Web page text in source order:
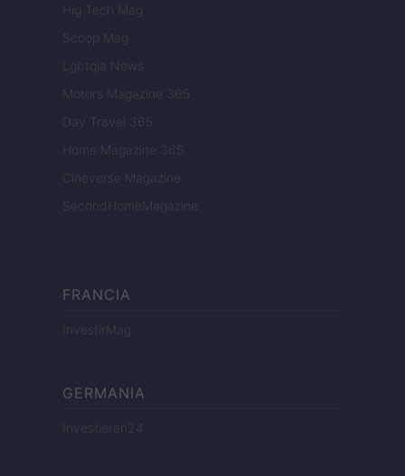
Hig Tech Mag
Scoop Mag
Lgbtqia News
Motors Magazine 365
Day Travel 365
Home Magazine 365
Cineverse Magazine
SecondHomeMagazine
FRANCIA
InvestirMag
GERMANIA
Investieren24